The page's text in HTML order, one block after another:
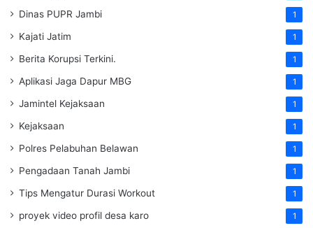
Dinas PUPR Jambi 1
Kajati Jatim 1
Berita Korupsi Terkini. 1
Aplikasi Jaga Dapur MBG 1
Jamintel Kejaksaan 1
Kejaksaan 1
Polres Pelabuhan Belawan 1
Pengadaan Tanah Jambi 1
Tips Mengatur Durasi Workout 1
proyek video profil desa karo 1